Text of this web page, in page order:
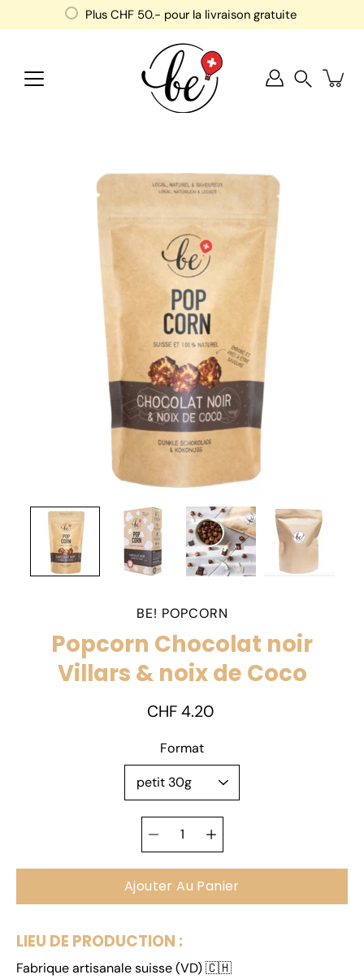
Plus CHF 50.- pour la livraison gratuite
BE! POPCORN
Popcorn Chocolat noir
Villars & noix de Coco
CHF 4.20
Format
Sélectionnez une
variante
Sélecteur de
quantité
Ajouter Au Panier
LIEU DE PRODUCTION :
Fabrique artisanale suisse (VD)🇨🇭